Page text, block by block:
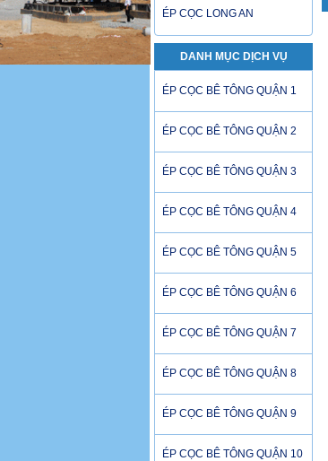
ÉP CỌC LONG AN
DANH MỤC DỊCH VỤ
ÉP CỌC BÊ TÔNG QUẬN 1
ÉP CỌC BÊ TÔNG QUẬN 2
ÉP CỌC BÊ TÔNG QUẬN 3
ÉP CỌC BÊ TÔNG QUẬN 4
ÉP CỌC BÊ TÔNG QUẬN 5
ÉP CỌC BÊ TÔNG QUẬN 6
ÉP CỌC BÊ TÔNG QUẬN 7
ÉP CỌC BÊ TÔNG QUẬN 8
ÉP CỌC BÊ TÔNG QUẬN 9
ÉP CỌC BÊ TÔNG QUẬN 10